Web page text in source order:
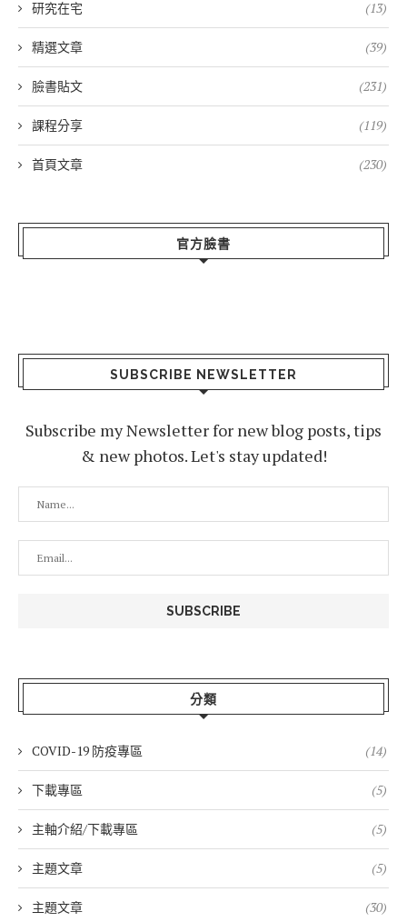
研究在宅 (13)
精選文章 (39)
臉書貼文 (231)
課程分享 (119)
首頁文章 (230)
官方臉書
SUBSCRIBE NEWSLETTER
Subscribe my Newsletter for new blog posts, tips
& new photos. Let's stay updated!
分類
COVID-19 防疫專區 (14)
下載專區 (5)
主軸介紹/下載專區 (5)
主題文章 (5)
主題文章 (30)